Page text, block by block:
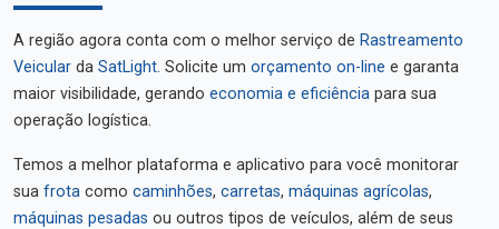
A região agora conta com o melhor serviço de Rastreamento
Veicular da SatLight. Solicite um orçamento on-line e garanta
maior visibilidade, gerando economia e eficiência para sua
operação logística.
Temos a melhor plataforma e aplicativo para você monitorar
sua frota como caminhões, carretas, máquinas agrícolas,
máquinas pesadas ou outros tipos de veículos, além de seus